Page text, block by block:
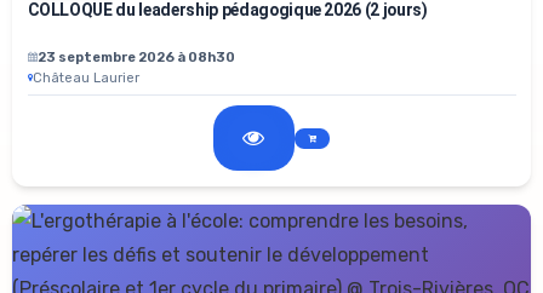
COLLOQUE du leadership pédagogique 2026 (2 jours)
23 septembre 2026 à 08h30
Château Laurier